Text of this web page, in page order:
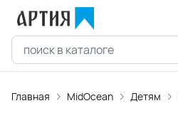
Главная MidOcean Детям